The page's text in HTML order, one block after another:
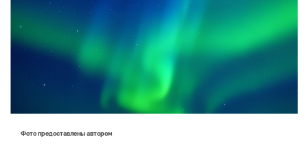
Фото предоставлены автором